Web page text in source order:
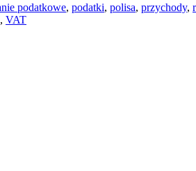
podatkowe, podatki, polisa, przychody,
, VAT